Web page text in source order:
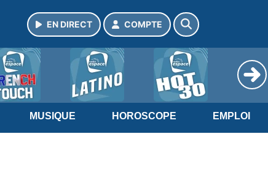
EN DIRECT COMPTE
MUSIQUE HOROSCOPE EMPLOI